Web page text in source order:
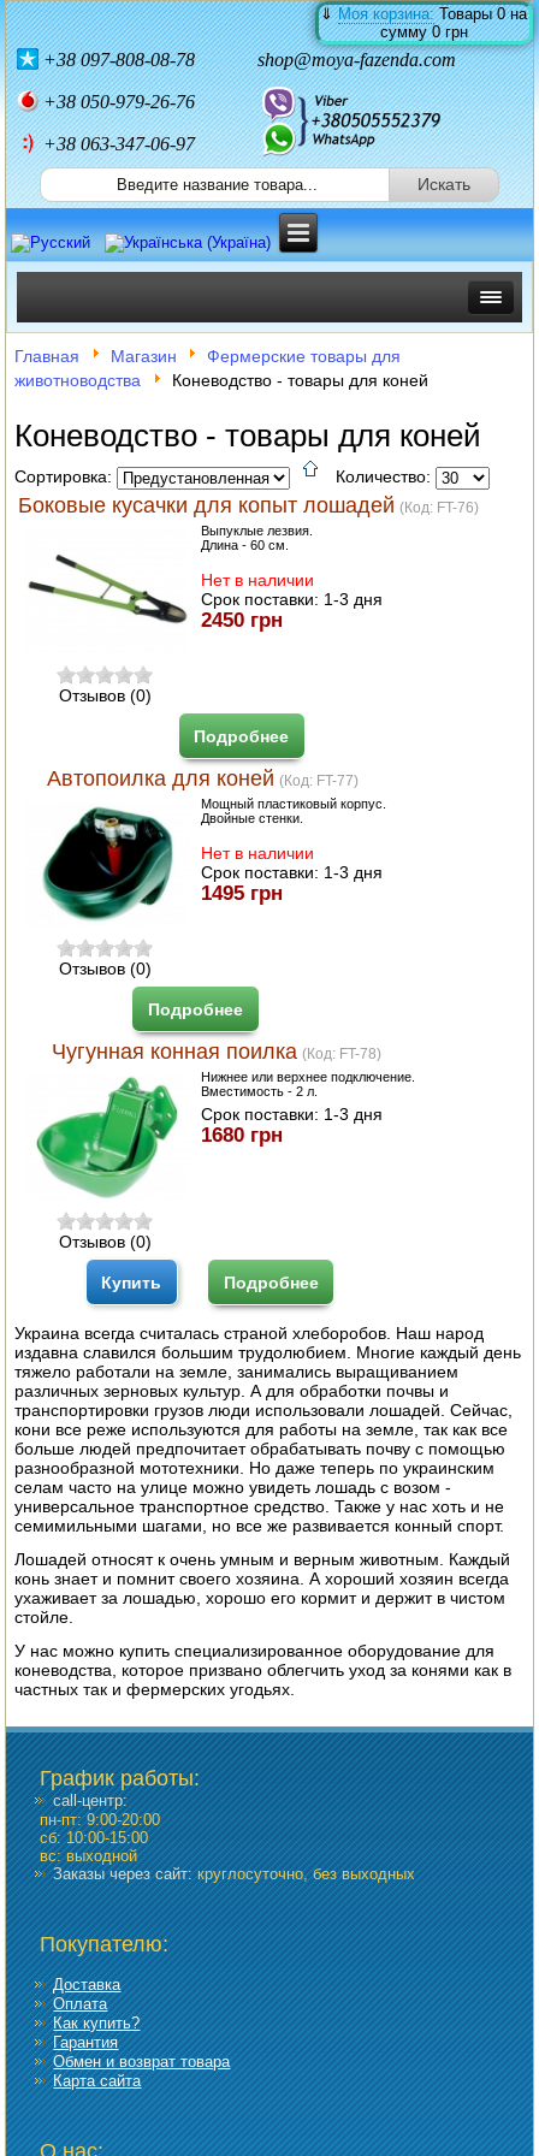
⇓Моя корзина:Товары0на
сумму0 грн
+38097-808-08-78 shop@moya-fazenda.com
+38050-979-26-76
+38 063-347-06-97
ИНКУБАТОРЫ
ЗЕРНОДРОБИЛКИ
КОРМОРЕЗКИ
СОЛОМОРЕЗКИ
ДЛЯ ОГОРОДА
СЕПАРАТОРЫ И МАСЛОБОЙКИ
ШИНКОВКИ
ДЛЯ ДОМА И САДА
ОБОГРЕВАТЕЛИ
ДРОВОКОЛЫ
ГАЗОВЫЕ БАЛЛОНЫ
НАСТОЛЬНЫЕ ПЛИТЫ
ЭЛЕКТРО И БЕНЗО ИНСТРУМЕНТ
ОПРЫСКИВАТЕЛИ
ЭЛЕКТРО ШАШЛЫЧНИЦЫ
СОКОВЫЖИМАЛКИ
СУШИЛКИ ПРОДУКТОВ
СОКОВАРКИ
ТОВАРЫ ДЛЯ ЗИМЫ
ДЛЯ ФЕРМЕРА
ОБОРУДОВАНИЕ ДЛЯ ПЧЕЛОВОДСТВА
ДОИЛЬНЫЕ АППАРАТЫ
СРЕДСТВА ОТ ВРЕДИТЕЛЕЙ
ПОСУДА ДЛЯ КУХНИ
МАНГАЛЫ, КОПТИЛЬНИ
ОРЕХОКОЛЫ
Главная Магазин
Фермерские товары для
животноводства
Коневодство - товары для коней
Коневодство - товары для коней
Сортировка: Количество:
Боковые кусачки для копыт лошадей (Код: FT-76)
Отзывов (0)
Выпуклые лезвия.
Длина - 60 см.
Нет в наличии
Срок поставки: 1-3 дня
2450 грн
Подробнее
Автопоилка для коней (Код: FT-77)
Отзывов (0)
Мощный пластиковый корпус.
Двойные стенки.
Нет в наличии
Срок поставки: 1-3 дня
1495 грн
Подробнее
Чугунная конная поилка (Код: FT-78)
Отзывов (0)
Нижнее или верхнее подключение.
Вместимость - 2 л.
Срок поставки: 1-3 дня
1680 грн
Купить Подробнее
Украина всегда считалась страной хлеборобов. Наш народ
издавна славился большим трудолюбием. Многие каждый день
тяжело работали на земле, занимались выращиванием
различных зерновых культур. А для обработки почвы и
транспортировки грузов люди использовали лошадей. Сейчас,
кони все реже используются для работы на земле, так как все
больше людей предпочитает обрабатывать почву с помощью
разнообразной мототехники. Но даже теперь по украинским
селам часто на улице можно увидеть лошадь с возом -
универсальное транспортное средство. Также у нас хоть и не
семимильными шагами, но все же развивается конный спорт.
Лошадей относят к очень умным и верным животным. Каждый
конь знает и помнит своего хозяина. А хороший хозяин всегда
ухаживает за лошадью, хорошо его кормит и держит в чистом
стойле.
У нас можно купить специализированное оборудование для
коневодства, которое призвано облегчить уход за конями как в
частных так и фермерских угодьях.
График работы:
call-центр:
пн-пт: 9:00-20:00
сб: 10:00-15:00
вс: выходной
Заказы через сайт:круглосуточно, без выходных
Покупателю:
Доставка
Оплата
Как купить?
Гарантия
Обмен и возврат товара
Карта сайта